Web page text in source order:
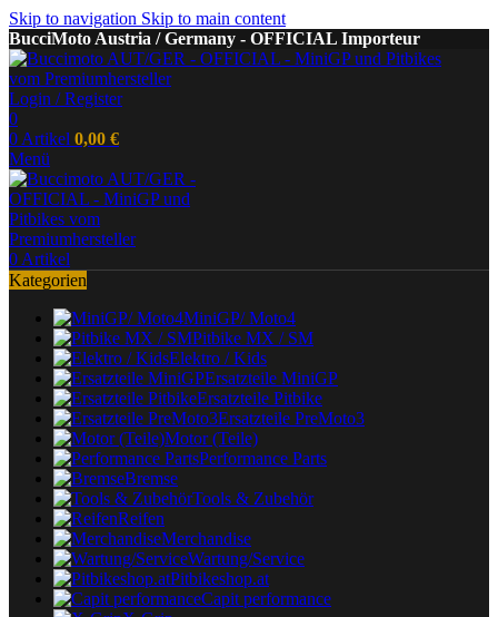
Skip to navigation Skip to main content
BucciMoto Austria / Germany - OFFICIAL Importeur
Login / Register
0
0 Artikel 0,00 €
Menü
0 Artikel
Kategorien
MiniGP/ Moto4
Pitbike MX / SM
Elektro / Kids
Ersatzteile MiniGP
Ersatzteile Pitbike
Ersatzteile PreMoto3
Motor (Teile)
Performance Parts
Bremse
Tools & Zubehör
Reifen
Merchandise
Wartung/Service
Pitbikeshop.at
Capit performance